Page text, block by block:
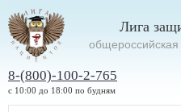
Лига
8-(800)-100-2-765
с 10:00 до 18:00 по будням